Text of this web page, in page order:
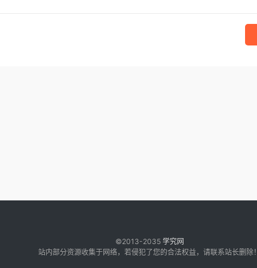
©2013-2035 学究网
站内部分资源收集于网络，若侵犯了您的合法权益，请联系站长删除！